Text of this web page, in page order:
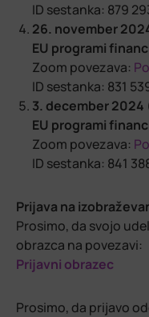
ID sestanka: 879
26. november
EU programi
Zoom povezava:
ID sestanka: 831
3. december 2024
EU programi
Zoom povezava:
ID sestanka: 841
Prijava na
Prosimo, da svojo
obrazca na povezavi:
Prijavni obrazec
Prosimo, da prijavo